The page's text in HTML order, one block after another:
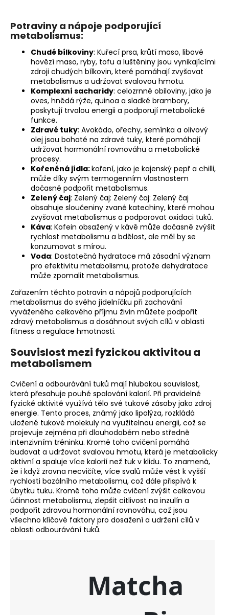
Potraviny a nápoje podporující
metabolismus:
Chudé bílkoviny: Kuřecí prsa, krůtí maso, libové
hovězí maso, ryby, tofu a luštěniny jsou vynikajícími
zdroji chudých bílkovin, které pomáhají zvyšovat
metabolismus a udržovat svalovou hmotu.
Komplexní sacharidy: celozrnné obiloviny, jako je
oves, hnědá rýže, quinoa a sladké brambory,
poskytují trvalou energii a podporují metabolické
funkce.
Zdravé tuky: Avokádo, ořechy, semínka a olivový
olej jsou bohaté na zdravé tuky, které pomáhají
udržovat hormonální rovnováhu a metabolické
procesy.
Kořeněná jídla:koření, jako je kajenský pepř a chilli,
může díky svým termogenním vlastnostem
dočasně podpořit metabolismus.
Zelený čaj: Zelený čaj: Zelený čaj: Zelený čaj
obsahuje sloučeniny zvané katechiny, které mohou
zvyšovat metabolismus a podporovat oxidaci tuků.
Káva: Kofein obsažený v kávě může dočasně zvýšit
rychlost metabolismu a bdělost, ale měl by se
konzumovat s mírou.
Voda: Dostatečná hydratace má zásadní význam
pro efektivitu metabolismu, protože dehydratace
může zpomalit metabolismus.
Zařazením těchto potravin a nápojů podporujících
metabolismus do svého jídelníčku při zachování
vyváženého celkového příjmu živin můžete podpořit
zdravý metabolismus a dosáhnout svých cílů v oblasti
fitness a regulace hmotnosti.
Souvislost mezi fyzickou aktivitou a
metabolismem
Cvičení a odbourávání tuků mají hlubokou souvislost,
která přesahuje pouhé spalování kalorií. Při pravidelné
fyzické aktivitě využívá tělo své tukové zásoby jako zdroj
energie. Tento proces, známý jako lipolýza, rozkládá
uložené tukové molekuly na využitelnou energii, což se
projevuje zejména při dlouhodobém nebo středně
intenzivním tréninku. Kromě toho cvičení pomáhá
budovat a udržovat svalovou hmotu, která je metabolicky
aktivní a spaluje více kalorií než tuk v klidu. To znamená,
že i když zrovna necvičíte, více svalů může vést k vyšší
rychlosti bazálního metabolismu, což dále přispívá k
úbytku tuku. Kromě toho může cvičení zvýšit celkovou
účinnost metabolismu, zlepšit citlivost na inzulín a
podpořit zdravou hormonální rovnováhu, což jsou
všechno klíčové faktory pro dosažení a udržení cílů v
oblasti odbourávání tuků.